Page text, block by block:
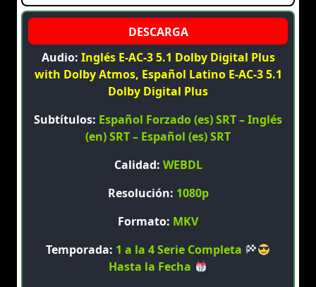
Audio: Inglés E-AC-3 5.1 Dolby Digital Plus
with Dolby Atmos, Español Latino E-AC-3 5.1
Dolby Digital Plus
Subtítulos: Español Forzado (es) SRT – Inglés
(en) SRT – Español (es) SRT
Calidad: WEBDL
Resolución: 1080p
Formato: MKV
Temporada: 1 a la 4 Serie Completa
Hasta la Fecha